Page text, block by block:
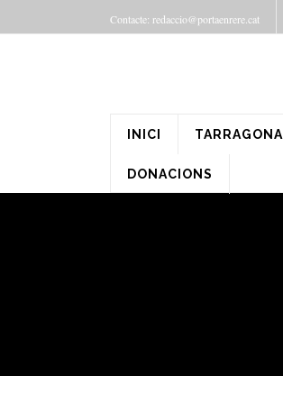
Contacte: redaccio@portaenrere.cat
INICI TARRAGONA
DONACIONS